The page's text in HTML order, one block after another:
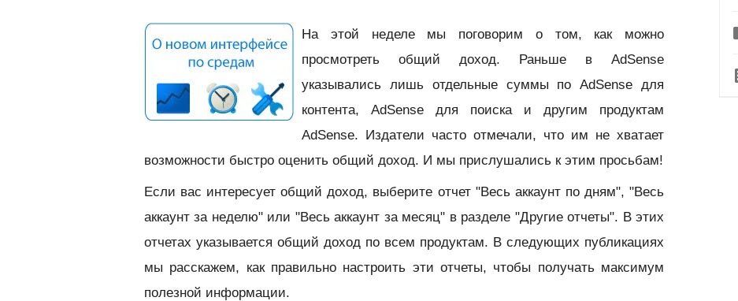
На этой неделе мы поговорим о том, как можно
просмотреть общий доход. Раньше в AdSense
указывались лишь отдельные суммы по AdSense для
контента, AdSense для поиска и другим продуктам
AdSense. Издатели часто отмечали, что им не хватает
возможности быстро оценить общий доход. И мы прислушались к этим просьбам!
Если вас интересует общий доход, выберите отчет "Весь аккаунт по дням", "Весь
аккаунт за неделю" или "Весь аккаунт за месяц" в разделе "Другие отчеты". В этих
отчетах указывается общий доход по всем продуктам. В следующих публикациях
мы расскажем, как правильно настроить эти отчеты, чтобы получать максимум
полезной информации.